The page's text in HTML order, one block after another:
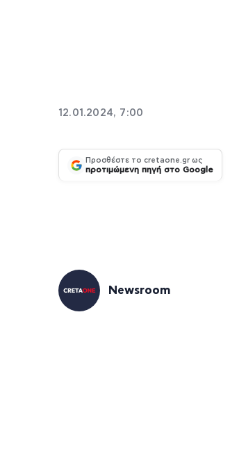
12.01.2024, 7:00
Προσθέστε το cretaone.gr ως
προτιμώμενη πηγή στο Google
Newsroom